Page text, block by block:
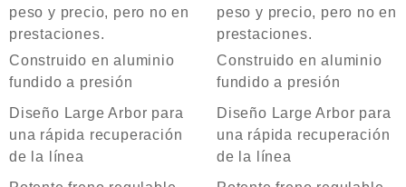
peso y precio, pero no en
prestaciones.
Construido en aluminio
fundido a presión
Diseño Large Arbor para
una rápida recuperación
de la línea
peso y precio, pero no en
prestaciones.
Construido en aluminio
fundido a presión
Diseño Large Arbor para
una rápida recuperación
de la línea